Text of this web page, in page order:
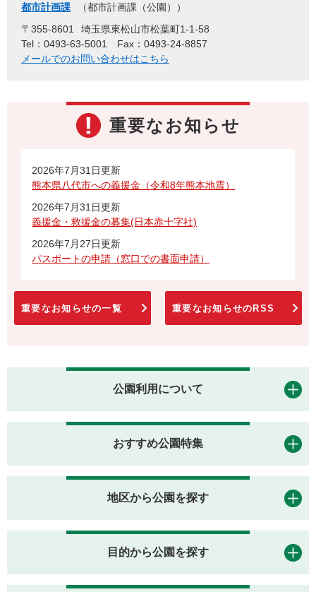
都市計画課
都市計画課（公園）
〒355-8601
埼玉県東松山市松葉町1-1-58
Tel：0493-63-5001
Fax：0493-24-8857
メールでのお問い合わせはこちら
重要なお知らせ
2026年7月31日更新
熊本県八代市への義援金（令和8年熊本地震）
2026年7月31日更新
義援金・救援金の募集(日本赤十字社)
2026年7月27日更新
パスポートの申請（窓口での書面申請）
重要なお知らせの一覧 重要なお知らせのRSS
公園利用について
おすすめ公園特集
地区から公園を探す
目的から公園を探す